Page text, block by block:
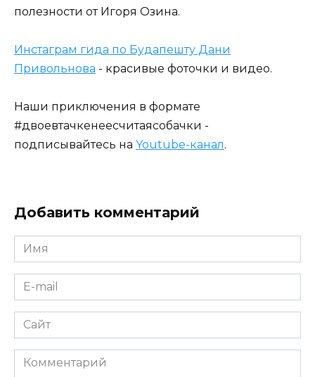
полезности от Игоря Озина.
Инстаграм гида по Будапешту Дани
Привольнова - красивые фоточки и видео.
Наши приключения в формате
#двоевтачкенеесчитаясобачки -
подписывайтесь на Youtube-канал.
Добавить комментарий
Имя
*
E-
mail
*Сайт
Комментарий